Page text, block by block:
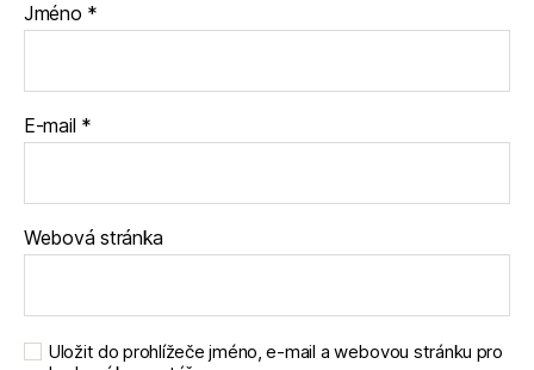
Jméno *
E-mail *
Webová stránka
Uložit do prohlížeče jméno, e-mail a webovou stránku pro